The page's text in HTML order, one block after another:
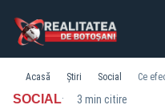
Acasă Știri Social
SOCIAL· 3 min citire